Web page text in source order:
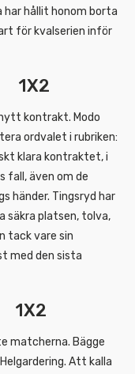
har hållit honom borta
för kvalserien inför
kontrakt. Modo
ordvalet i rubriken:
klara kontraktet, i
fall, även om de
händer. Tingsryd har
säkra platsen, tolva,
tack vare sin
med den sista
1X2
matcherna. Bägge
Att kalla